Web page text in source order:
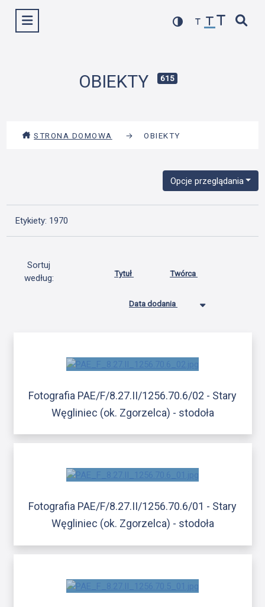
Wyświetl menu
OBIEKTY 615
STRONA DOMOWA → OBIEKTY
Opcje przeglądania
Etykiety: 1970
Sortuj
według:
Tytuł Twórca
Data dodania
Fotografia PAE/F/8.27.II/1256.70.6/02 - Stary
Węgliniec (ok. Zgorzelca) - stodoła
Fotografia PAE/F/8.27.II/1256.70.6/01 - Stary
Węgliniec (ok. Zgorzelca) - stodoła